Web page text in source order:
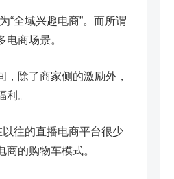
全域兴趣电商”。而所谓
商场景。
除了商家侧的激励外，
。
往的直播电商平台很少
的购物车模式。